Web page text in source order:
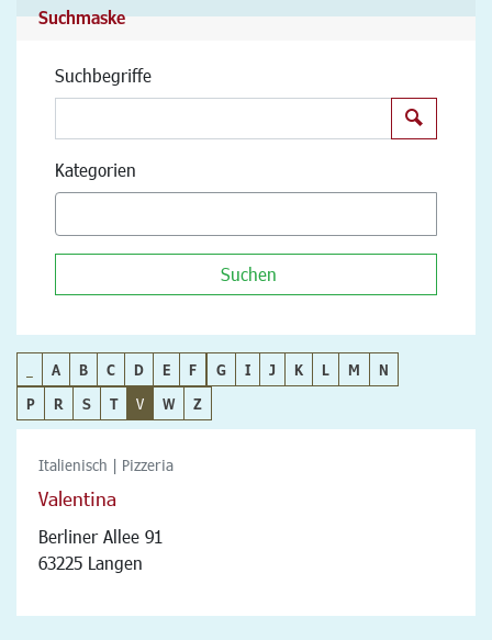
Suchmaske
Suchbegriffe
Kategorien
Suchen
A B C D E F G I J K L M
N
P
R S T V W Z
Italienisch | Pizzeria
Valentina
Berliner Allee 91
63225 Langen